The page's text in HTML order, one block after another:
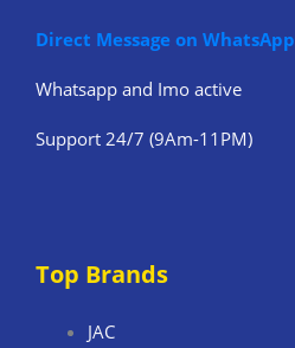
Direct Message on WhatsApp
Whatsapp and Imo active
Support 24/7 (9Am-11PM)
Top Brands
JAC